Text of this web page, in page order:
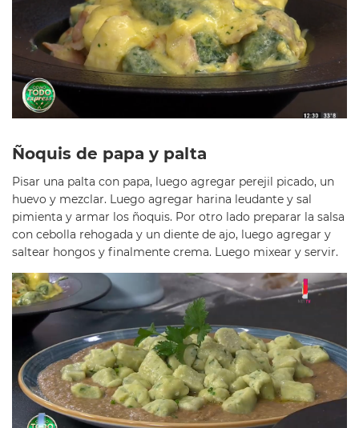
Ñoquis de papa y palta
Pisar una palta con papa, luego agregar perejil picado, un
huevo y mezclar. Luego agregar harina leudante y sal
pimienta y armar los ñoquis. Por otro lado preparar la salsa
con cebolla rehogada y un diente de ajo, luego agregar y
saltear hongos y finalmente crema. Luego mixear y servir.